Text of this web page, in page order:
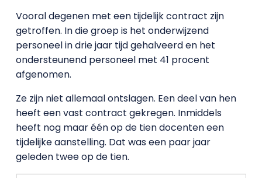
Vooral degenen met een tijdelijk contract zijn
getroffen. In die groep is het onderwijzend
personeel in drie jaar tijd gehalveerd en het
ondersteunend personeel met 41 procent
afgenomen.
Ze zijn niet allemaal ontslagen. Een deel van hen
heeft een vast contract gekregen. Inmiddels
heeft nog maar één op de tien docenten een
tijdelijke aanstelling. Dat was een paar jaar
geleden twee op de tien.